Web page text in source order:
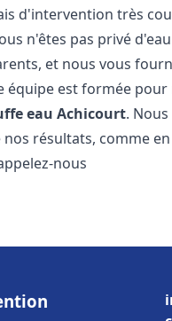
d'intervention très
n'êtes pas privé
et nous vous
équipe est formée
eau Achicourt.
résultats, comme
nous